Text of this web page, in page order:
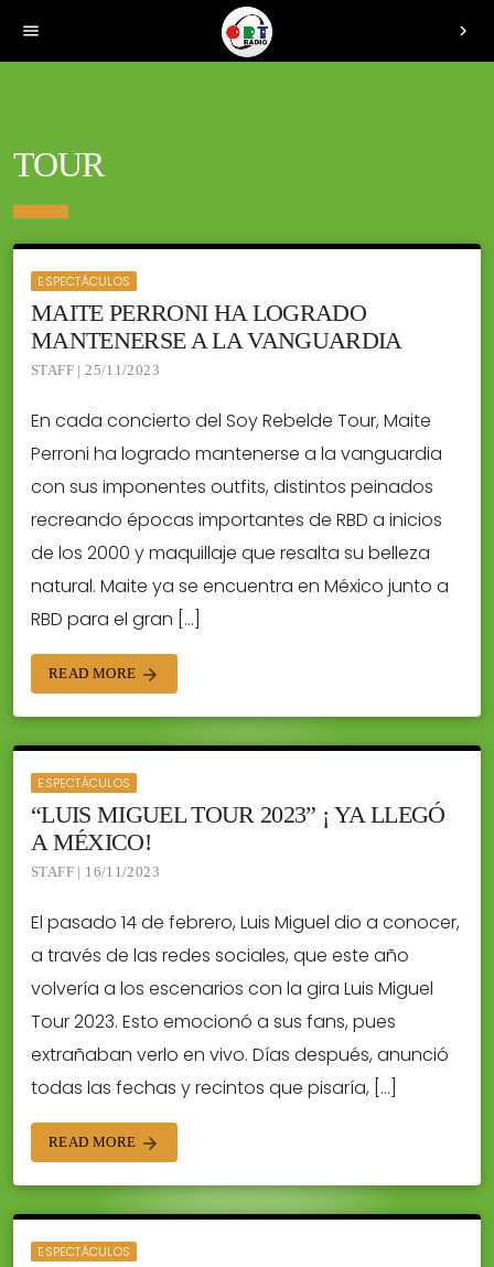
menu chevron_right
TOUR
ESPECTÁCULOS
MAITE PERRONI HA LOGRADO
MANTENERSE A LA VANGUARDIA
STAFF | 25/11/2023
En cada concierto del Soy Rebelde Tour, Maite
Perroni ha logrado mantenerse a la vanguardia
con sus imponentes outfits, distintos peinados
recreando épocas importantes de RBD a inicios
de los 2000 y maquillaje que resalta su belleza
natural. Maite ya se encuentra en México junto a
RBD para el gran […]
READ MORE arrow_forward
ESPECTÁCULOS
“LUIS MIGUEL TOUR 2023” ¡ YA LLEGÓ
A MÉXICO!
STAFF | 16/11/2023
El pasado 14 de febrero, Luis Miguel dio a conocer,
a través de las redes sociales, que este año
volvería a los escenarios con la gira Luis Miguel
Tour 2023. Esto emocionó a sus fans, pues
extrañaban verlo en vivo. Días después, anunció
todas las fechas y recintos que pisaría, […]
READ MORE arrow_forward
ESPECTÁCULOS